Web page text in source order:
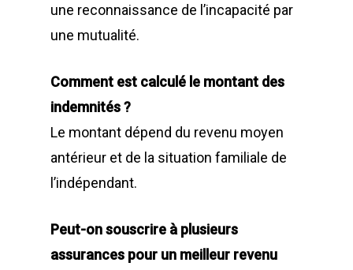
une reconnaissance de l’incapacité par
une mutualité.
Comment est calculé le montant des
indemnités ?
Le montant dépend du revenu moyen
antérieur et de la situation familiale de
l’indépendant.
Peut-on souscrire à plusieurs
assurances pour un meilleur revenu